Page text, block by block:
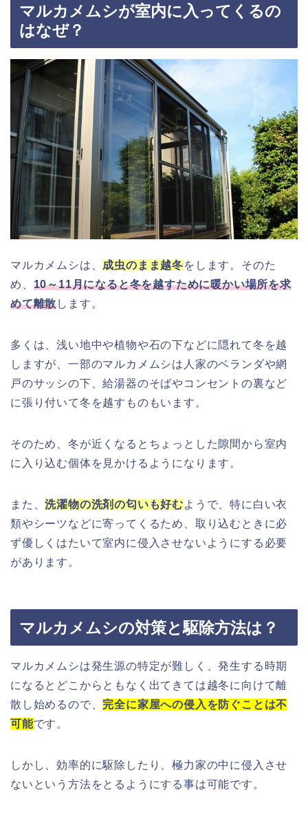
マルカメムシが室内に入ってくるの
はなぜ？
マルカメムシは、 成虫のまま越冬をします。そのた
め、 10～11月になると冬を越すために暖かい場所を求
めて離散します。
多くは、浅い地中や植物や石の下などに隠れて冬を越
しますが、一部のマルカメムシは人家のベランダや網
戸のサッシの下、給湯器のそばやコンセントの裏など
に張り付いて冬を越すものもいます。
そのため、冬が近くなるとちょっとした隙間から室内
に入り込む個体を見かけるようになります。
また、洗濯物の洗剤の匂いも好むようで、特に白い衣
類やシーツなどに寄ってくるため、取り込むときに必
ず優しくはたいて室内に侵入させないようにする必要
があります。
マルカメムシの対策と駆除方法は？
マルカメムシは発生源の特定が難しく、発生する時期
になるとどこからともなく出てきては越冬に向けて離
散し始めるので、 完全に家屋への侵入を防ぐことは不
可能です。
しかし、効率的に駆除したり、極力家の中に侵入させ
ないという方法をとるようにする事は可能です。